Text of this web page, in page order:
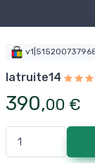
latruite14
390,00 €